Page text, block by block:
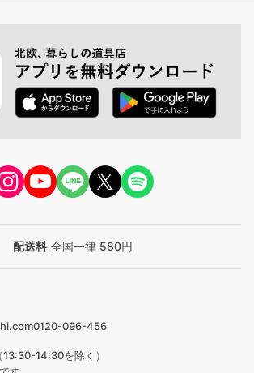
配送料 全国一律 580円
0120-096-456
14:30を除く）